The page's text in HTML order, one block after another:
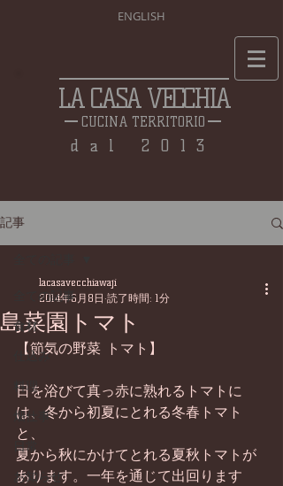
ENGLISH
LA CASA VECCHIA
CUCINA TERRITORIO
dal 2013
記事
全ての記事
食材
仕込み
料理
畑仕事
日常
お知らせ
島菜園トマト
lacasavecchiawaji
2014年6月8日 読了時間: 1分
【節気の野菜 トマト】
日を浴びて真っ赤に熟れるトマトに
は、冬から初夏にとれる冬春トマト
と、
夏から秋にかけてとれる夏秋トマトが
あります。一年を通じて出回ります